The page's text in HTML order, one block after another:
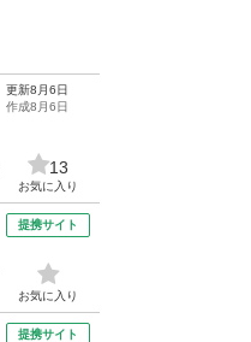
更新8月6日
作成8月6日
13
お気に入り
提携サイト
お気に入り
提携サイト